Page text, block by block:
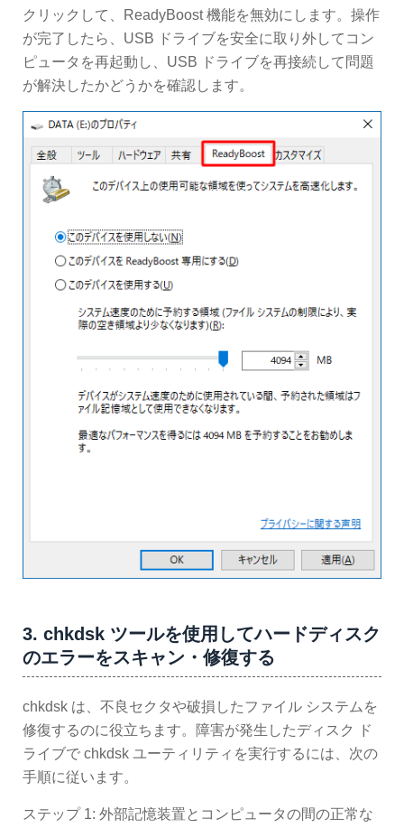
クリックして、ReadyBoost 機能を無効にします。操作
が完了したら、USB ドライブを安全に取り外してコン
ピュータを再起動し、USB ドライブを再接続して問題
が解決したかどうかを確認します。
3. chkdsk ツールを使用してハードディスク
のエラーをスキャン・修復する
chkdsk は、不良セクタや破損したファイル システムを
修復するのに役立ちます。障害が発生したディスク ド
ライブで chkdsk ユーティリティを実行するには、次の
手順に従います。
ステップ 1: 外部記憶装置とコンピュータの間の正常な